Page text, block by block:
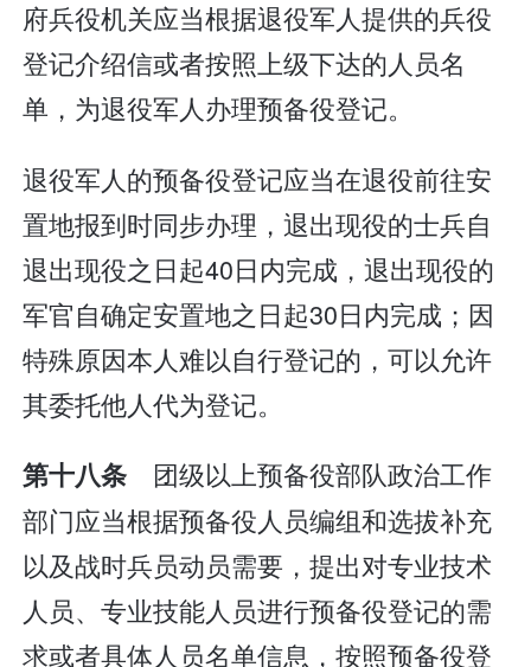
府兵役机关应当根据退役军人提供的兵役
登记介绍信或者按照上级下达的人员名
单，为退役军人办理预备役登记。
退役军人的预备役登记应当在退役前往安
置地报到时同步办理，退出现役的士兵自
退出现役之日起40日内完成，退出现役的
军官自确定安置地之日起30日内完成；因
特殊原因本人难以自行登记的，可以允许
其委托他人代为登记。
第十八条 团级以上预备役部队政治工作
部门应当根据预备役人员编组和选拔补充
以及战时兵员动员需要，提出对专业技术
人员、专业技能人员进行预备役登记的需
求或者具体人员名单信息，按照预备役登